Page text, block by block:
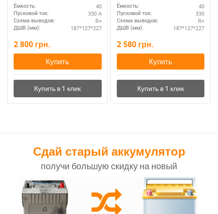
Ёмкость: 40
Пусковой ток: 330 А
Схема выводов: R+
ДШВ (мм): 187*127*227
2 800 грн.
Купить
Ёмкость: 40
Пусковой ток: 330
Схема выводов: R+
ДШВ (мм): 187*127*227
2 580 грн.
Купить
Сдай старый аккумулятор
получи большую скидку на новый